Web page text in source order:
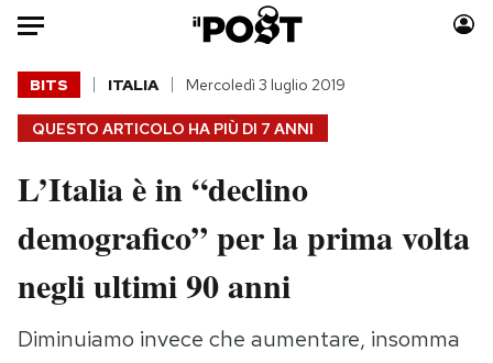
Auto
HOME
Italia
Politica
Tecnologia
Scienza
Moda
Consumismi
Storie/Idee
Media
QUESTO ARTICOLO HA PIÙ DI 7 ANNI
BITS ITALIA Mercoledì 3 luglio 2019
L’Italia è in “declino
demografico” per la prima volta
negli ultimi 90 anni
Diminuiamo invece che aumentare, insomma